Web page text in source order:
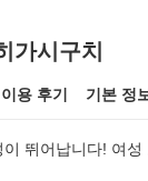
가시구치
이용 후기 기본 정
뛰어납니다! 여성